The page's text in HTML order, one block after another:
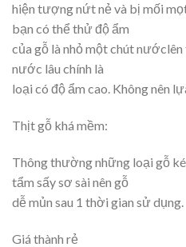
hiện tượng nứt nẻ và bị mối
bạn có thể thử độ ẩm
của gỗ là nhỏ một chút
nước lâu chính là
loại có độ ẩm cao. Không nên
Thịt gỗ khá mềm:
Thông thường những loại gỗ
tẩm sấy sơ sài nên gỗ
dễ mủn sau 1 thời gian sử dụng.
Giá thành rẻ